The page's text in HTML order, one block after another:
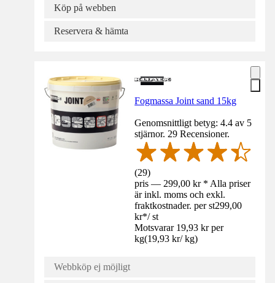
Köp på webben
Reservera & hämta
Fogmassa Joint sand 15kg
Genomsnittligt betyg: 4.4 av 5
stjärnor. 29 Recensioner.
(29)
pris — 299,00 kr * Alla priser
är inkl. moms och exkl.
fraktkostnader. per st299,00
kr*/ st
Motsvarar 19,93 kr per
kg(19,93 kr/ kg)
Webbköp ej möjligt